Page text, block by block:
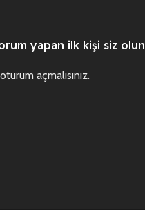
yapan ilk kişi siz olun
oturum açmalısınız.